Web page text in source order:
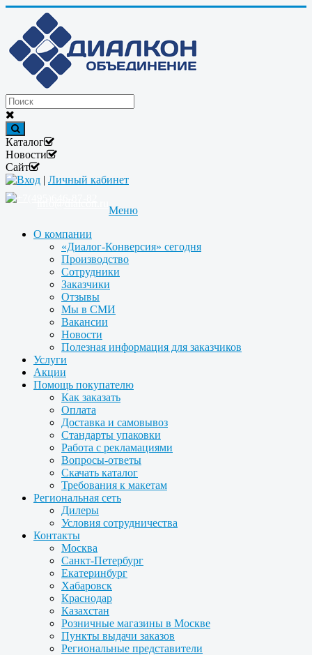
Каталог
Новости
Сайт
Вход | Личный кабинет
Меню
О компании
«Диалог-Конверсия» сегодня
Производство
Сотрудники
Заказчики
Отзывы
Мы в СМИ
Вакансии
Новости
Полезная информация для заказчиков
Услуги
Акции
Помощь покупателю
Как заказать
Оплата
Доставка и самовывоз
Стандарты упаковки
Работа с рекламациями
Вопросы-ответы
Скачать каталог
Требования к макетам
Региональная сеть
Дилеры
Условия сотрудничества
Контакты
Москва
Санкт-Петербург
Екатеринбург
Хабаровск
Краснодар
Казахстан
Розничные магазины в Москве
Пункты выдачи заказов
Региональные представители